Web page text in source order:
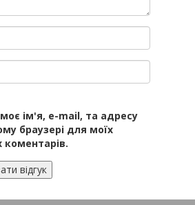
ім'я, e-mail, та адресу
браузері для моїх